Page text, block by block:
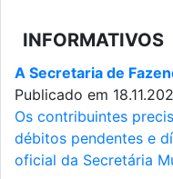
INFORMATIVOS
A Secretaria de
Publicado em
Os contribuintes
débitos pendentes e
oficial da Secretária